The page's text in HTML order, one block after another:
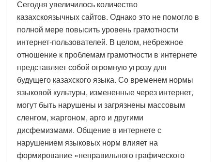
Сегодня увеличилось количество
казахскоязычных сайтов. Однако это не помогло в
полной мере повысить уровень грамотности
интернет-пользователей. В целом, небрежное
отношение к проблемам грамотности в интернете
представляет собой огромную угрозу для
будущего казахского языка. Со временем нормы
языковой культуры, измененные через интернет,
могут быть нарушены и загрязнены массовым
сленгом, жаргоном, арго и другими
дисфемизмами. Общение в интернете с
нарушением языковых норм влияет на
формирование «неправильного графического